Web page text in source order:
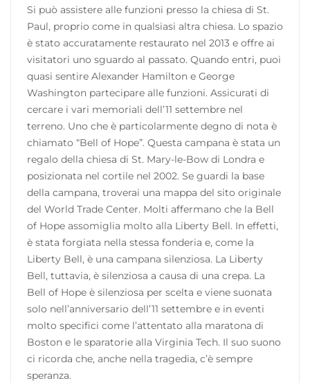
Si può assistere alle funzioni presso la chiesa di St.
Paul, proprio come in qualsiasi altra chiesa. Lo spazio
è stato accuratamente restaurato nel 2013 e offre ai
visitatori uno sguardo al passato. Quando entri, puoi
quasi sentire Alexander Hamilton e George
Washington partecipare alle funzioni. Assicurati di
cercare i vari memoriali dell’11 settembre nel
terreno. Uno che è particolarmente degno di nota è
chiamato “Bell of Hope”. Questa campana è stata un
regalo della chiesa di St. Mary-le-Bow di Londra e
posizionata nel cortile nel 2002. Se guardi la base
della campana, troverai una mappa del sito originale
del World Trade Center. Molti affermano che la Bell
of Hope assomiglia molto alla Liberty Bell. In effetti,
è stata forgiata nella stessa fonderia e, come la
Liberty Bell, è una campana silenziosa. La Liberty
Bell, tuttavia, è silenziosa a causa di una crepa. La
Bell of Hope è silenziosa per scelta e viene suonata
solo nell’anniversario dell’11 settembre e in eventi
molto specifici come l’attentato alla maratona di
Boston e le sparatorie alla Virginia Tech. Il suo suono
ci ricorda che, anche nella tragedia, c’è sempre
speranza.